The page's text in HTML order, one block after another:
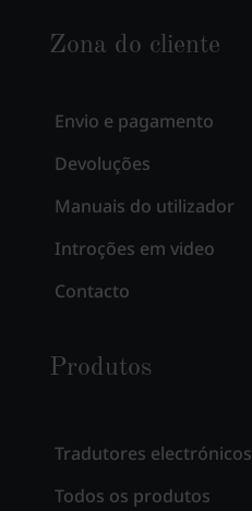
Zona do cliente
Envio e pagamento
Devoluções
Manuais do utilizador
Introções em video
Contacto
Produtos
Tradutores electrónicos
Todos os produtos